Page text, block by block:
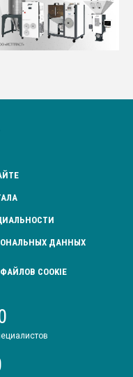
ДАННЫХ
COOKIE